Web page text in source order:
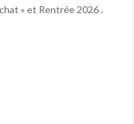
Pouvoir d’achat » et Rentrée 2026 .